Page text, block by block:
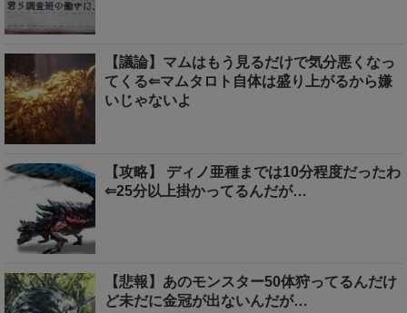
【議論】マムはもう見るだけで気分悪くなっ
てくる⇐マムタロト自体は盛り上がるから嫌
いじゃないよ
【攻略】 ディノ亜種までは10分程度だったわ
⇐25分以上掛かってるんだが…
【悲報】あのモンスター50体狩ってるんだけ
ど未だに金冠が出ないんだが…